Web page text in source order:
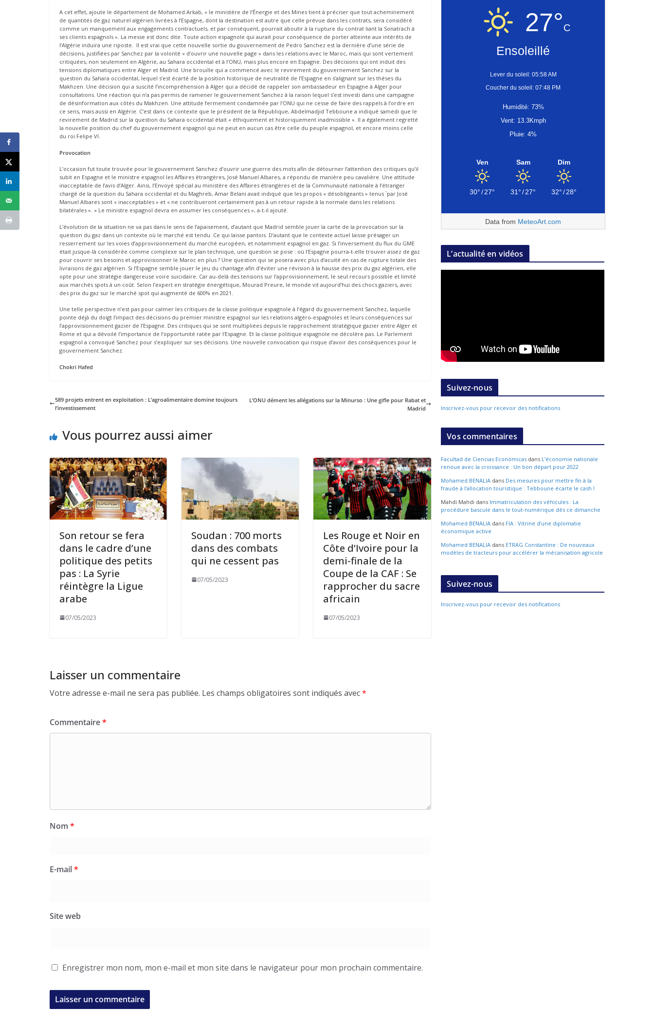
A cet effet, ajoute le département de Mohamed Arkab, « le ministère de l’Énergie et des Mines tient à préciser que tout acheminement
de quantités de gaz naturel algérien livrées à l’Espagne, dont la destination est autre que celle prévue dans les contrats, sera considéré
comme un manquement aux engagements contractuels, et par conséquent, pourrait aboutir à la rupture du contrat liant la Sonatrach à
ses clients espagnols ». La messe est donc dite. Toute action espagnole qui aurait pour conséquence de porter atteinte aux intérêts de
l’Algérie induira une riposte. Il est vrai que cette nouvelle sortie du gouvernement de Pedro Sanchez est la dernière d’une série de
décisions, justifiées par Sanchez par la volonté « d’ouvrir une nouvelle page » dans les relations avec le Maroc, mais qui sont vertement
critiquées, non seulement en Algérie, au Sahara occidental et à l’ONU, mais plus encore en Espagne. Des décisions qui ont induit des
tensions diplomatiques entre Alger et Madrid. Une brouille qui a commencé avec le revirement du gouvernement Sanchez sur la
question du Sahara occidental, lequel s’est écarté de la position historique de neutralité de l’Espagne en s’alignant sur les thèses du
Makhzen. Une décision qui a suscité l’incompréhension à Alger qui a décidé de rappeler son ambassadeur en Espagne à Alger pour
consultations. Une réaction qui n’a pas permis de ramener le gouvernement Sanchez à la raison lequel s’est investi dans une campagne
de désinformation aux côtés du Makhzen. Une attitude fermement condamnée par l’ONU qui ne cesse de faire des rappels à l’ordre en
ce sens, mais aussi en Algérie. C’est dans ce contexte que le président de la République, Abdelmadjid Tebboune a indiqué samedi que le
revirement de Madrid sur la question du Sahara occidental était « éthiquement et historiquement inadmissible ». Il a également regretté
la nouvelle position du chef du gouvernement espagnol qui ne peut en aucun cas être celle du peuple espagnol, et encore moins celle
du roi Felipe VI.
Provocation
L’occasion fut toute trouvée pour le gouvernement Sanchez d’ouvrir une guerre des mots afin de détourner l’attention des critiques qu’il
subit en Espagne et le ministre espagnol les Affaires étrangères, José Manuel Albares, a répondu de manière peu cavalière. Une attitude
inacceptable de l’avis d’Alger. Ainsi, l’Envoyé spécial au ministère des Affaires étrangères et de la Communauté nationale à l’étranger
chargé de la question du Sahara occidental et du Maghreb, Amar Belani avait indiqué que les propos « désobligeants » tenus `par José
Manuel Albares sont « inacceptables » et « ne contribueront certainement pas à un retour rapide à la normale dans les relations
bilatérales ». « Le ministre espagnol devra en assumer les conséquences », a-t-il ajouté.
L’évolution de la situation ne va pas dans le sens de l’apaisement, d’autant que Madrid semble jouer la carte de la provocation sur la
question du gaz dans un contexte où le marché est tendu. Ce qui laisse pantois. D’autant que le contexte actuel laisse présager un
resserrement sur les voies d’approvisionnement du marché européen, et notamment espagnol en gaz. Si l’inversement du flux du GME
était jusque-là considérée comme complexe sur le plan technique, une question se pose : où l’Espagne pourra-t-elle trouver assez de gaz
pour couvrir ses besoins et approvisionner le Maroc en plus ? Une question qui se posera avec plus d’acuité en cas de rupture totale des
livraisons de gaz algérien. Si l’Espagne semble jouer le jeu du chantage afin d’éviter une révision à la hausse des prix du gaz algérien, elle
opte pour une stratégie dangereuse voire suicidaire. Car au-delà des tensions sur l’approvisionnement, le seul recours possible et limité
aux marchés spots à un coût. Selon l’expert en stratégie énergétique, Mourad Preure, le monde vit aujourd’hui des chocs gaziers, avec
des prix du gaz sur le marché spot qui augmenté de 600% en 2021.
Une telle perspective n’est pas pour calmer les critiques de la classe politique espagnole à l’égard du gouvernement Sanchez, laquelle
pointe déjà du doigt l’impact des décisions du premier ministre espagnol sur les relations algéro-espagnoles et leurs conséquences sur
l’approvisionnement gazier de l’Espagne. Des critiques qui se sont multipliées depuis le rapprochement stratégique gazier entre Alger et
Rome et qui a dévoilé l’importance de l’opportunité ratée par l’Espagne. Et la classe politique espagnole ne décolère pas. Le Parlement
espagnol a convoqué Sanchez pour s’expliquer sur ses décisions. Une nouvelle convocation qui risque d’avoir des conséquences pour le
gouvernement Sanchez.
Chokri Hafed
589 projets entrent en exploitation : L’agroalimentaire domine toujours
l’investissement
L’ONU dément les allégations sur la Minurso : Une gifle pour Rabat et
Madrid
Vous pourrez aussi aimer
Son retour se fera
dans le cadre d’une
politique des petits
pas : La Syrie
réintègre la Ligue
arabe
07/05/2023
Soudan : 700 morts
dans des combats
qui ne cessent pas
07/05/2023
Les Rouge et Noir en
Côte d’Ivoire pour la
demi-finale de la
Coupe de la CAF : Se
rapprocher du sacre
africain
07/05/2023
Laisser un commentaire
Votre adresse e-mail ne sera pas publiée. Les champs obligatoires sont indiqués avec*
Commentaire*
Nom *
E-mail*
Site web
Enregistrer mon nom, mon e-mail et mon site dans le navigateur pour mon prochain commentaire.
27°C
Ensoleillé
Lever du soleil: 05:58 AM
Coucher du soleil: 07:48 PM
Humidité: 73%
Vent: 13.3Kmph
Pluie: 4%
Ven
30°/27°
Sam
31°/27°
Dim
32°/28°
Data from MeteoArt.com
L’actualité en vidéos
Suivez-nous
Inscrivez-vous pour recevoir des notifications
Vos commentaires
Facultad de Ciencias Económicas dans L’économie nationale
renoue avec la croissance : Un bon départ pour 2022
Mohamed BENALIA dans Des mesures pour mettre fin à la
fraude à l’allocation touristique : Tebboune écarte le cash !
Mahdi Mahdi dans Immatriculation des véhicules : La
procédure bascule dans le tout-numérique dès ce dimanche
Mohamed BENALIA dans FIA : Vitrine d’une diplomatie
économique active
Mohamed BENALIA dans ETRAG Constantine : De nouveaux
modèles de tracteurs pour accélérer la mécanisation agricole
Suivez-nous
Inscrivez-vous pour recevoir des notifications